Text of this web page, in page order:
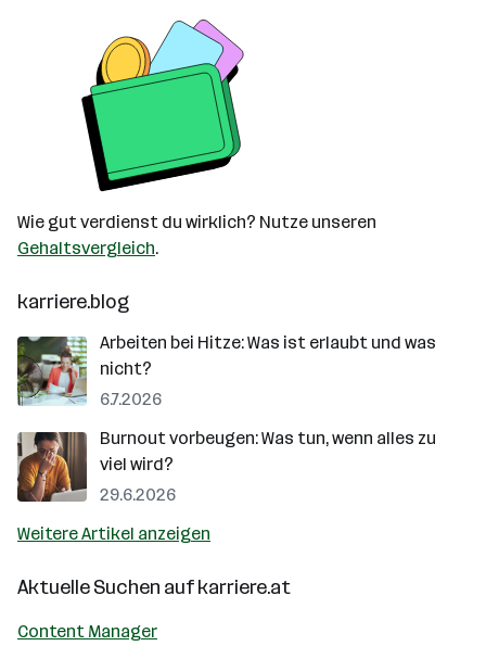
Wie gut verdienst du wirklich? Nutze unseren
Gehaltsvergleich.
karriere.blog
Arbeiten bei Hitze: Was ist erlaubt und was
nicht?
6.7.2026
Burnout vorbeugen: Was tun, wenn alles zu
viel wird?
29.6.2026
Weitere Artikel anzeigen
Aktuelle Suchen aufkarriere.at
Content Manager